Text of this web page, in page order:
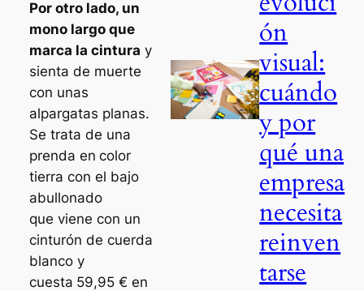
Por otro lado, un
mono largo que
marca la cintura y
sienta de muerte
con unas
alpargatas planas.
Se trata de una
prenda en color
tierra con el bajo
abullonado
que viene con un
cinturón de cuerda
blanco y
cuesta 59,95 € en
ón
visual:
cuándo
y por
qué una
empresa
necesita
reinven
tarse